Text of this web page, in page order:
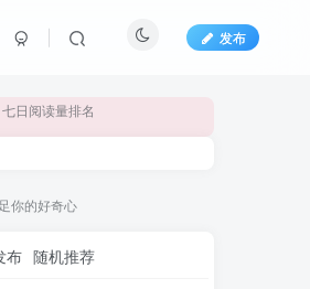
发布
七日阅读量排名
你的好奇心
布 随机推荐